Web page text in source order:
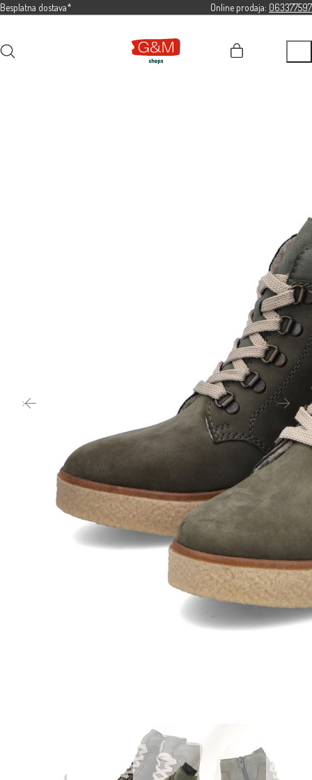
Besplatna dostava* Online prodaja: 063377597